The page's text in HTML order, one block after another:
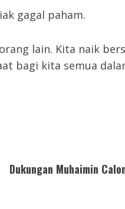
gagal paham.
lain. Kita naik
bagi kita semua
Dukungan Muhaimin